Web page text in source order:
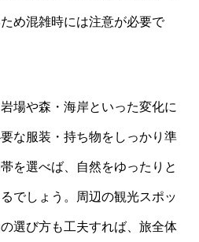
め混雑時には注意が必要で
場や森・海岸といった変化に
な服装・持ち物をしっかり準
を選べば、自然をゆったりと
でしょう。周辺の観光スポッ
選び方も工夫すれば、旅全体